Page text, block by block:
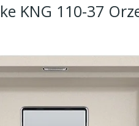
KNG 110-37